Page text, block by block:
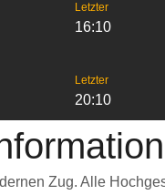
Letzter
16:10
Letzter
20:10
Zug. Alle